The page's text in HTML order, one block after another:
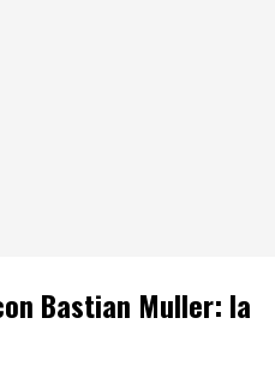
Bastian Muller: la